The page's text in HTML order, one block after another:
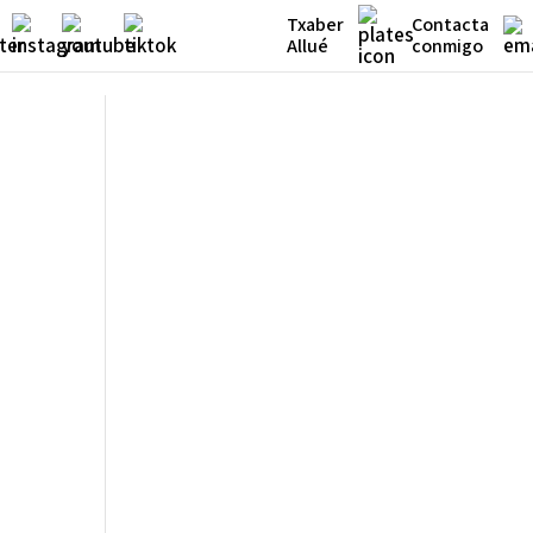
Txaber
Allué
Contacta
conmigo